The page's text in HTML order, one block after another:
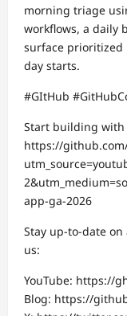
morning triage
workflows, a daily
surface prioritized
day starts.
#GItHub
Start building with
https://
app-ga-2026
Stay up-to-date
us:
YouTube: https://
Blog: https://